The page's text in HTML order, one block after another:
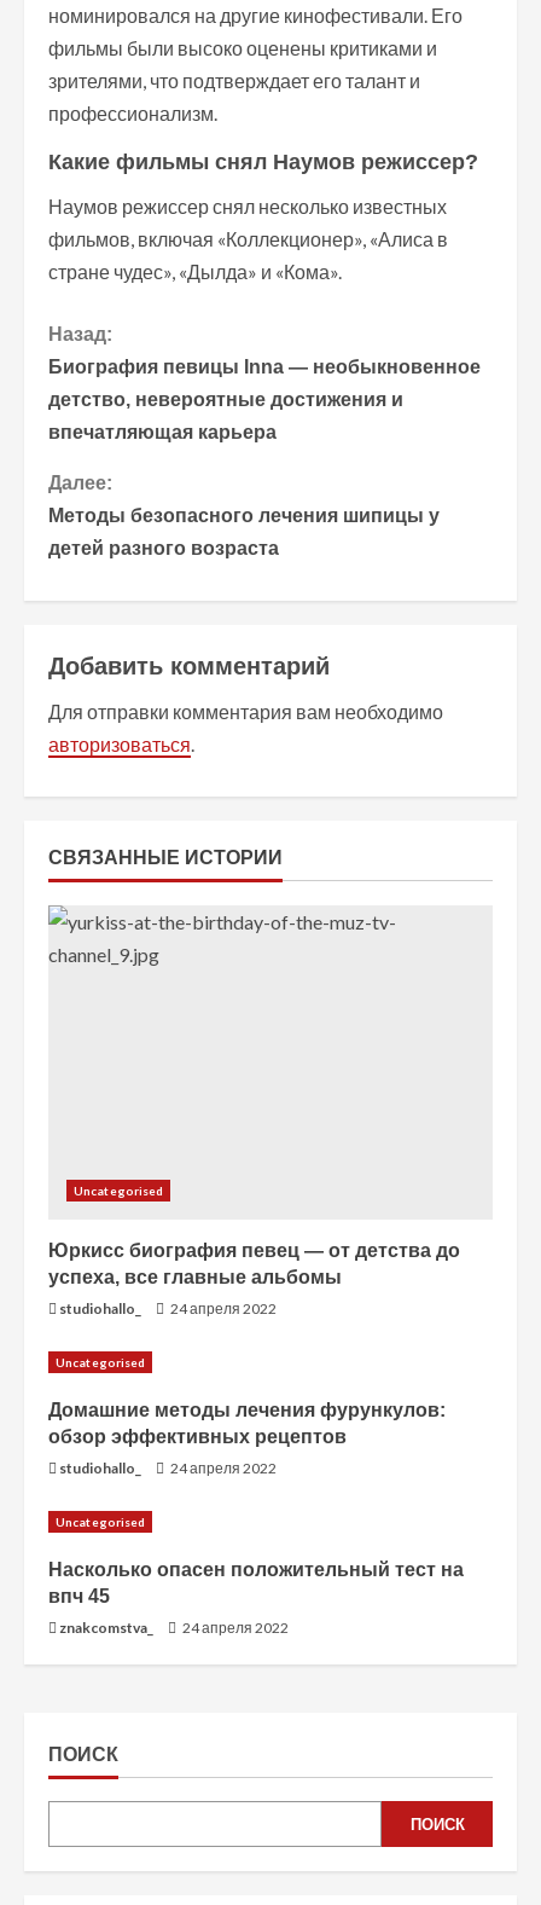
номинировался на другие кинофестивали. Его
фильмы были высоко оценены критиками и
зрителями, что подтверждает его талант и
профессионализм.
Какие фильмы снял Наумов режиссер?
Наумов режиссер снял несколько известных
фильмов, включая «Коллекционер», «Алиса в
стране чудес», «Дылда» и «Кома».
П
р
о
д
о
л
и
т
ь
ч
т
е
Назад:
Биография певицы Inna — необыкновенное
детство, невероятные достижения и
впечатляющая карьера
Далее:
Методы безопасного лечения шипицы у
детей разного возраста
Добавить комментарий
Для отправки комментария вам необходимо
авторизоваться.
СВЯЗАННЫЕ ИСТОРИИ
Uncategorised
Юркисс биография певец — от детства до
успеха, все главные альбомы
studiohallo_ 24 апреля 2022
Uncategorised
Домашние методы лечения фурункулов:
обзор эффективных рецептов
studiohallo_ 24 апреля 2022
Uncategorised
Насколько опасен положительный тест на
впч 45
znakcomstva_ 24 апреля 2022
ПОИСК
ПОИСК